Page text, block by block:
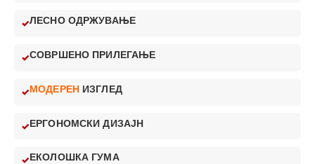
ЛЕСНО ОДРЖУВАЊЕ
СОВРШЕНО ПРИЛЕГАЊЕ
МОДЕРЕН ИЗГЛЕД
ЕРГОНОМСКИ ДИЗАЈН
ЕКОЛОШКА ГУМА